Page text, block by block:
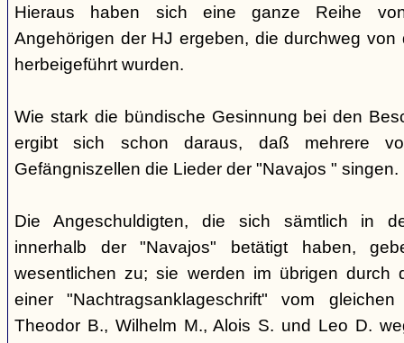
Hieraus haben sich eine ganze Reihe
Angehörigen der HJ ergeben, die durchweg von
herbeigeführt wurden.
Wie stark die bündische Gesinnung bei den
ergibt sich schon daraus, daß mehrere
Gefängniszellen die Lieder der "Navajos " singen.
Die Angeschuldigten, die sich sämtlich in
innerhalb der "Navajos" betätigt haben,
wesentlichen zu; sie werden im übrigen durch
einer "Nachtragsanklageschrift" vom
Theodor B., Wilhelm M., Alois S. und Leo D.